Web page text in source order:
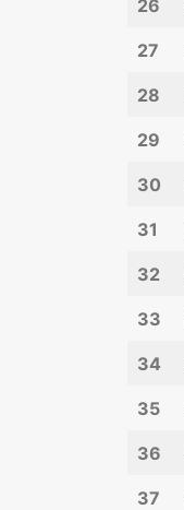
26
27
28
29
30
31
32
33
34
35
36
37